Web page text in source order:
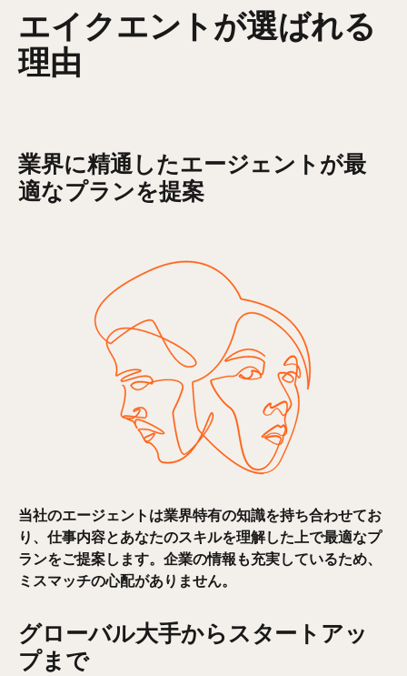
エイクエントが選ばれる
理由
業界に精通したエージェントが最
適なプランを提案
当社のエージェントは業界特有の知識を持ち合わせてお
り、仕事内容とあなたのスキルを理解した上で最適なプ
ランをご提案します。企業の情報も充実しているため、
ミスマッチの心配がありません。
グローバル大手からスタートアッ
プまで